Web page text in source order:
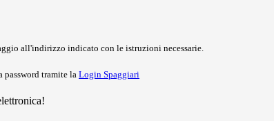
all'indirizzo indicato con le istruzioni necessarie.
password tramite la Login Spaggiari